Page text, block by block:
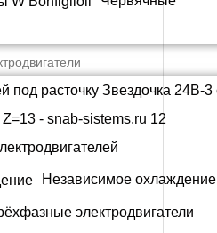
Независимое охлаждение
электродвигатели